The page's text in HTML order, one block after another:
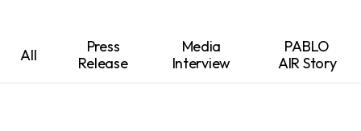
All
Press
Release
Media
Interview
PABLO
AIR Story